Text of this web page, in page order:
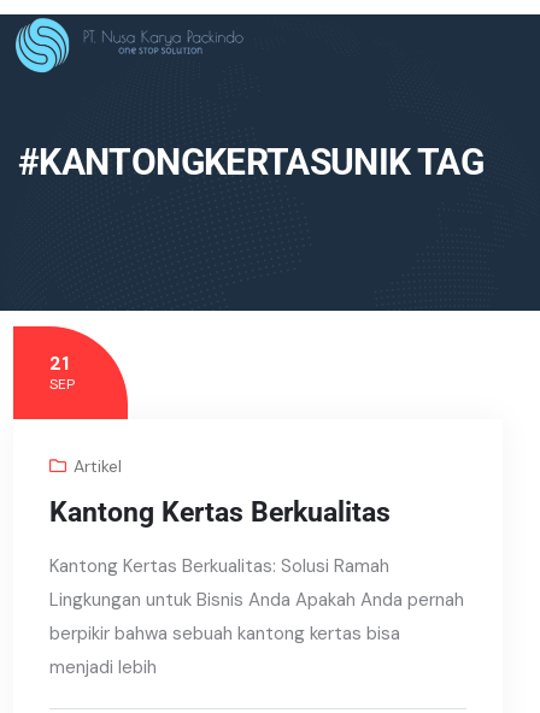
#KANTONGKERTASUNIK TAG
21
SEP
Artikel
Kantong Kertas Berkualitas
Kantong Kertas Berkualitas: Solusi Ramah
Lingkungan untuk Bisnis Anda Apakah Anda pernah
berpikir bahwa sebuah kantong kertas bisa
menjadi lebih